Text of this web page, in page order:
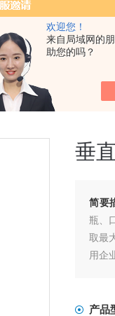
欢迎您！
来自局域网的
助您的吗？
01H垂直轴偏差测定仪
垂
简要
瓶、
取最
用企
产品